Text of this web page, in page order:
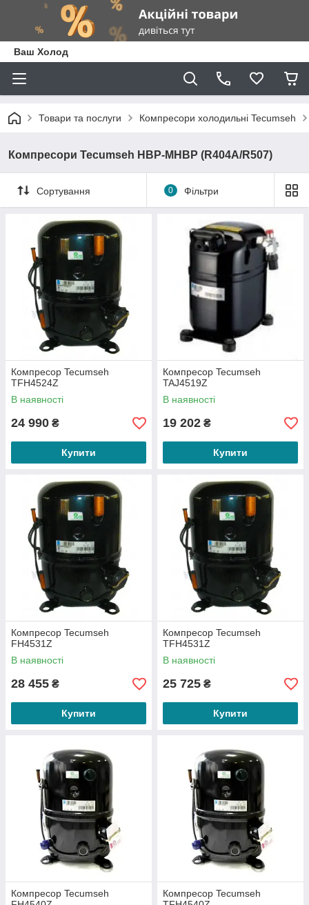
Ваш Холод
Товари та послуги Компресори холодильні Tecumseh
Компресори Tecumseh HBP-MHBP (R404A/R507)
Сортування 0 Фільтри
Компресор Tecumseh
TFH4524Z
В наявності
24 990 ₴
Купити
Компресор Tecumseh
TAJ4519Z
В наявності
19 202 ₴
Купити
Компресор Tecumseh
FH4531Z
В наявності
28 455 ₴
Купити
Компресор Tecumseh
TFH4531Z
В наявності
25 725 ₴
Купити
Компресор Tecumseh
Компресор Tecumseh